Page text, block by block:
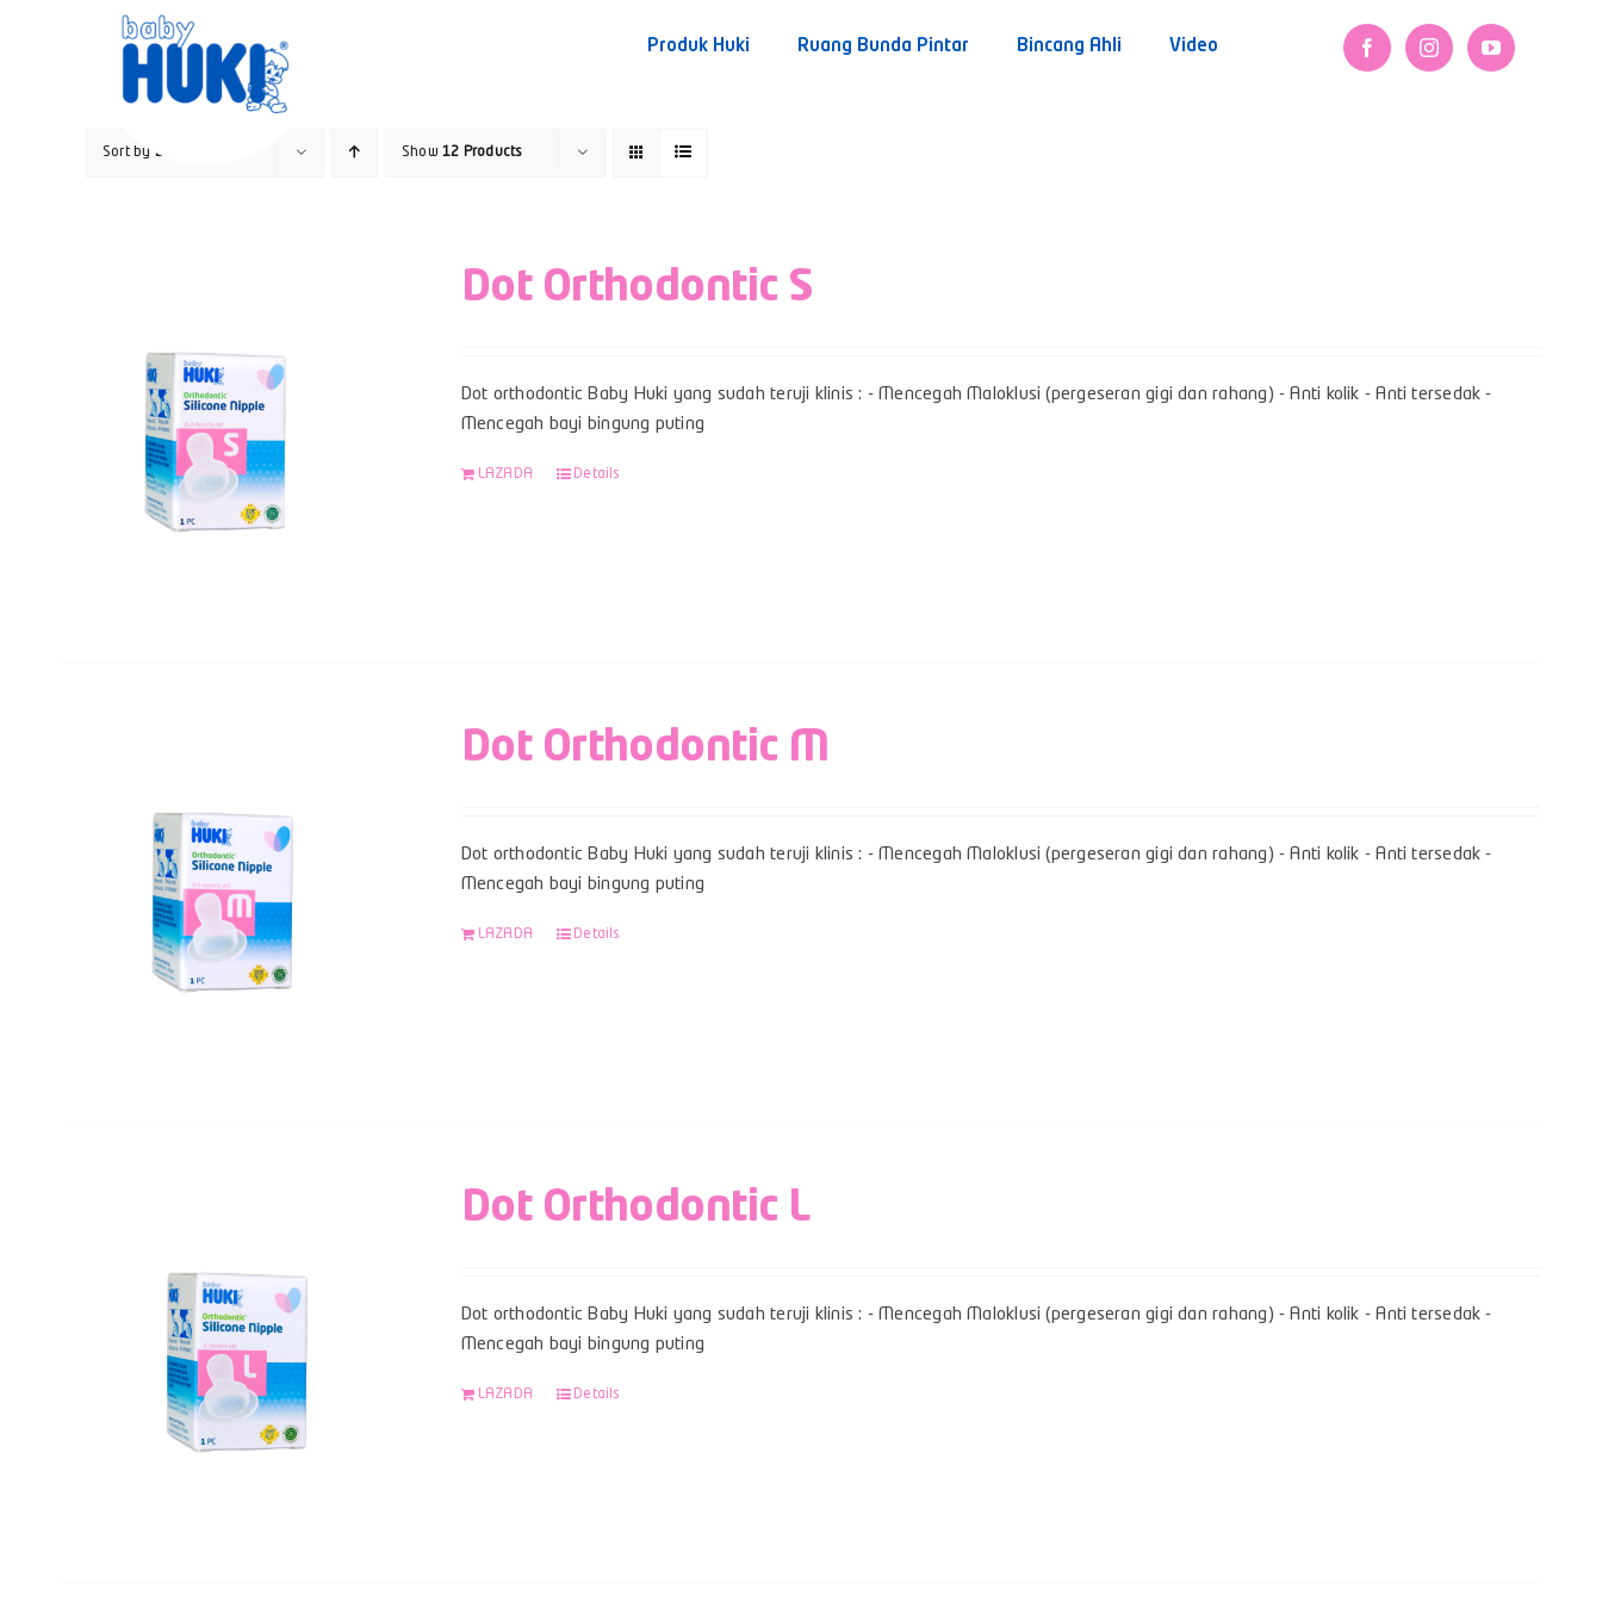
Produk Huki Ruang Bunda Pintar Bincang Ahli Video
Sort by Date Show12 Products
Dot Orthodontic S
Dot orthodontic Baby Huki yang sudah teruji klinis : - Mencegah Maloklusi (pergeseran gigi dan rahang) - Anti kolik - Anti tersedak -
Mencegah bayi bingung puting
LAZADA Details
Dot Orthodontic M
Dot orthodontic Baby Huki yang sudah teruji klinis : - Mencegah Maloklusi (pergeseran gigi dan rahang) - Anti kolik - Anti tersedak -
Mencegah bayi bingung puting
LAZADA Details
Dot Orthodontic L
Dot orthodontic Baby Huki yang sudah teruji klinis : - Mencegah Maloklusi (pergeseran gigi dan rahang) - Anti kolik - Anti tersedak -
Mencegah bayi bingung puting
LAZADA Details